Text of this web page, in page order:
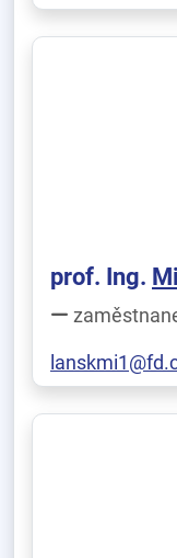
prof. Ing.